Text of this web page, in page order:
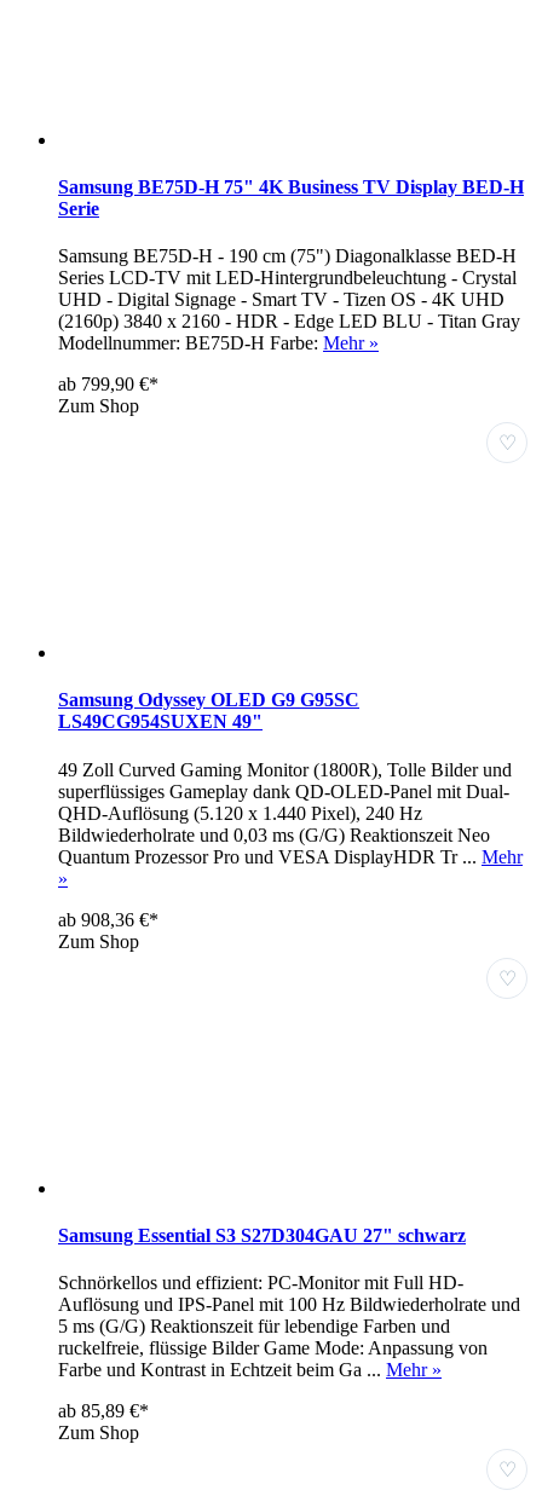
Samsung BE75D-H 75" 4K Business TV Display BED-H
Serie
Samsung BE75D-H - 190 cm (75") Diagonalklasse BED-H
Series LCD-TV mit LED-Hintergrundbeleuchtung - Crystal
UHD - Digital Signage - Smart TV - Tizen OS - 4K UHD
(2160p) 3840 x 2160 - HDR - Edge LED BLU - Titan Gray
Modellnummer: BE75D-H Farbe: Mehr »
ab 799,90 €*
Zum Shop
♡
Samsung Odyssey OLED G9 G95SC
LS49CG954SUXEN 49"
49 Zoll Curved Gaming Monitor (1800R), Tolle Bilder und
superflüssiges Gameplay dank QD-OLED-Panel mit Dual-
QHD-Auflösung (5.120 x 1.440 Pixel), 240 Hz
Bildwiederholrate und 0,03 ms (G/G) Reaktionszeit Neo
Quantum Prozessor Pro und VESA DisplayHDR Tr ... Mehr
»
ab 908,36 €*
Zum Shop
♡
Samsung Essential S3 S27D304GAU 27" schwarz
Schnörkellos und effizient: PC-Monitor mit Full HD-
Auflösung und IPS-Panel mit 100 Hz Bildwiederholrate und
5 ms (G/G) Reaktionszeit für lebendige Farben und
ruckelfreie, flüssige Bilder Game Mode: Anpassung von
Farbe und Kontrast in Echtzeit beim Ga ... Mehr »
ab 85,89 €*
Zum Shop
♡